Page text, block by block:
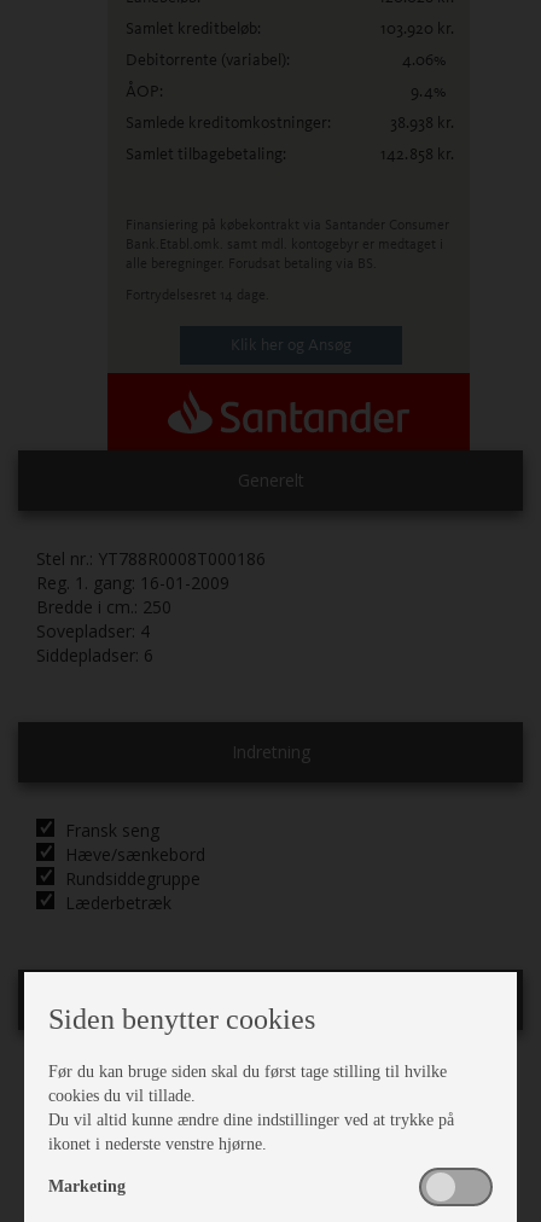
Samlet kreditbeløb:
103.920 kr.
Debitorrente (variabel): 4.06%
ÅOP:
9.4%
Samlede kreditomkostninger:
38.938 kr.
Samlet tilbagebetaling:
142.858 kr.
Finansiering på købekontrakt via Santander Consumer
Bank.
Etabl.omk. samt mdl. kontogebyr er medtaget i
alle beregninger. Forudsat betaling via BS.
Fortrydelsesret 14 dage.
Klik her og Ansøg
Generelt
Stel nr.: YT788R0008T000186
Reg. 1. gang: 16-01-2009
Bredde i cm.: 250
Sovepladser: 4
Siddepladser: 6
Indretning
Fransk seng
Hæve/sænkebord
Rundsiddegruppe
Læderbetræk
Mover
Alufælge
Støddæmpere
Stabilisator
Stor tagluge
Myggenet
Siden benytter cookies
Før du kan bruge siden skal du først tage stilling til hvilke
cookies du vil tillade.
Du vil altid kunne ændre dine indstillinger ved at trykke på
ikonet i nederste venstre hjørne.
Marketing